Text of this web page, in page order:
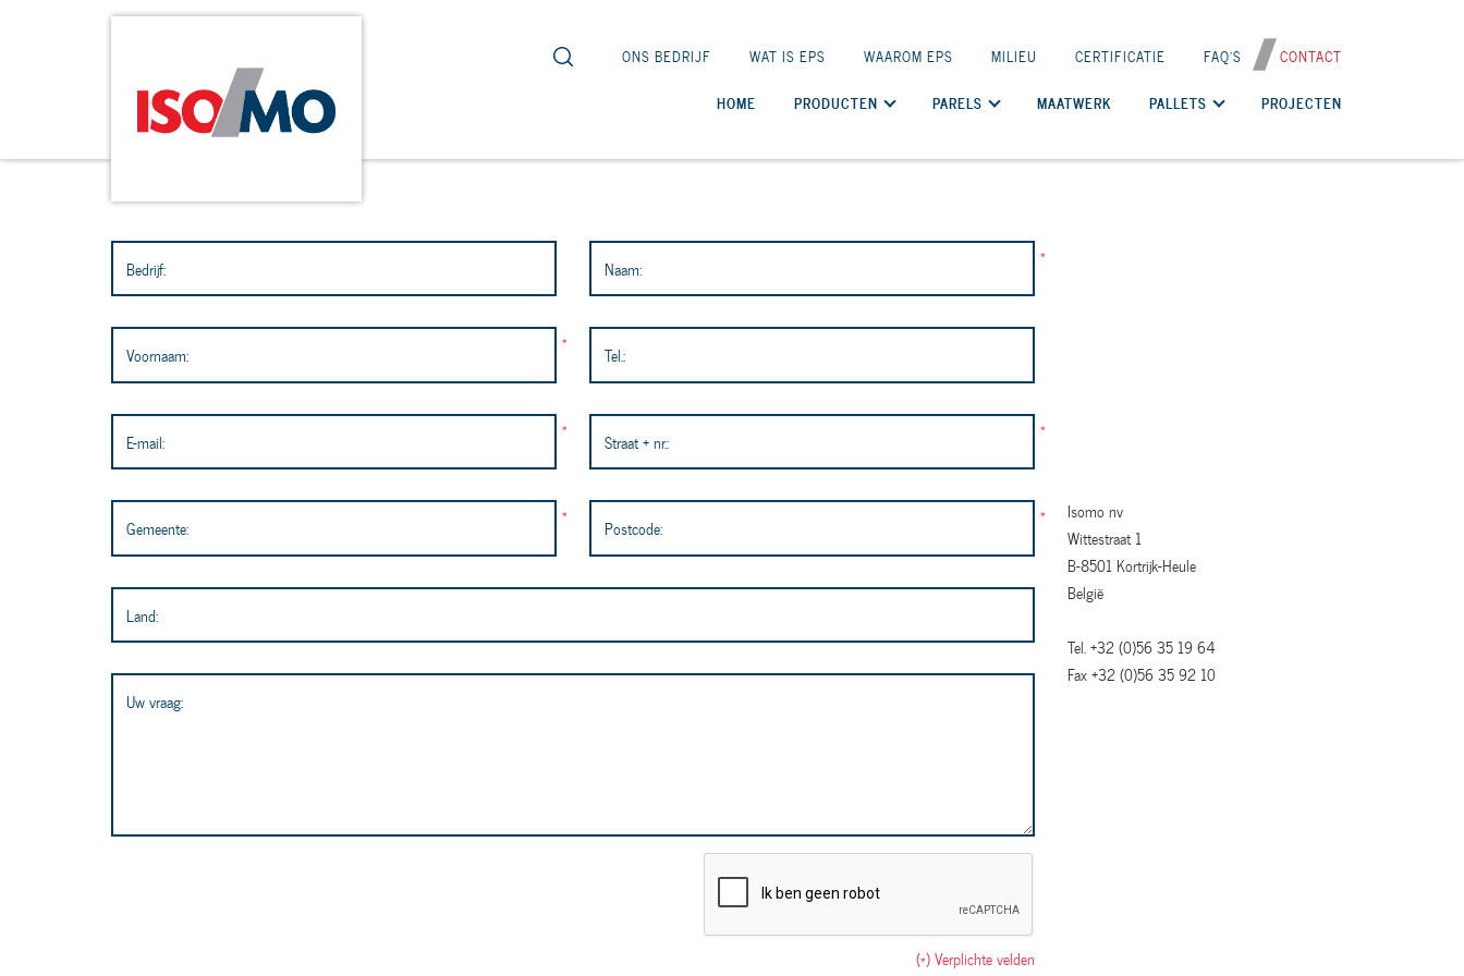
ONS BEDRIJF WAT IS EPS WAAROM EPS MILIEU CERTIFICATIE FAQ'S CONTACT
HOME PRODUCTEN PARELS MAATWERK PALLETS PROJECTEN
Bedrijf: Naam:
*
Voornaam:
*
Tel.:
E-mail:
*
Straat + nr.:
*
Gemeente:
*
Postcode:
*
Land:
Uw vraag:
(*) Verplichte velden
Isomo nv
Wittestraat 1
B-8501 Kortrijk-Heule
België
Tel.+32 (0)56 35 19 64
Fax+32 (0)56 35 92 10